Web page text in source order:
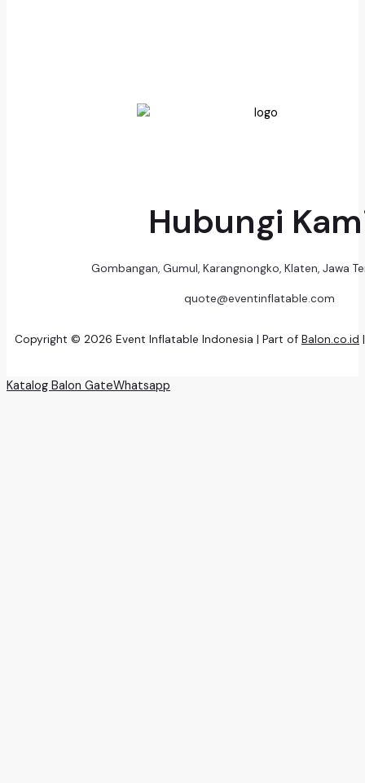
Hubungi
Gombangan, Gumul, Karangnongko, Klaten, Jawa
quote@eventinflatable.com
Copyright © 2026 Event Inflatable Indonesia | Part of Balon.co.id
Katalog Balon GateWhatsapp